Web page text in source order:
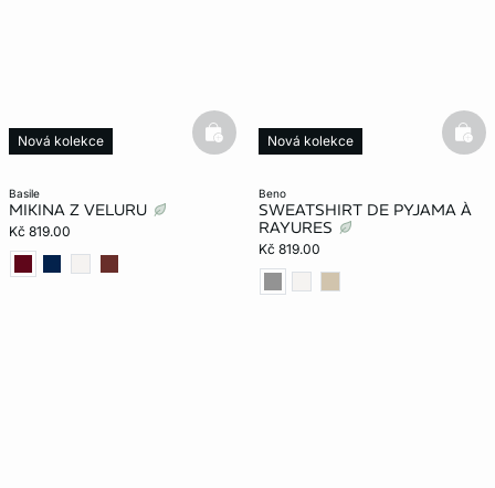
basile
MIKINA Z VELURU
Kč 819.00
Nová kolekce basketfull
beno
SWEATSHIRT DE PYJAMA À
RAYURES
Kč 819.00
Nová kolekce